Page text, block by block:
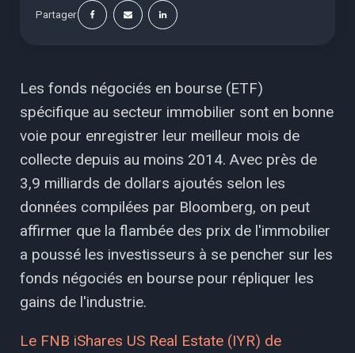
Partager
Les fonds négociés en bourse (ETF)
spécifique au secteur immobilier sont en bonne
voie pour enregistrer leur meilleur mois de
collecte depuis au moins 2014. Avec près de
3,9 milliards de dollars ajoutés selon les
données compilées par Bloomberg, on peut
affirmer que la flambée des prix de l'immobilier
a poussé les investisseurs à se pencher sur les
fonds négociés en bourse pour répliquer les
gains de l'industrie.
Le FNB iShares US Real Estate (IYR) de